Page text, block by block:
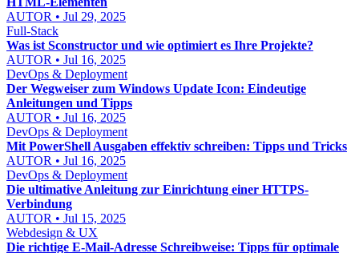
AUTOR • Jul 29, 2025
Full-Stack
Was ist Sconstructor und wie optimiert es Ihre Projekte?
AUTOR • Jul 16, 2025
DevOps & Deployment
Der Wegweiser zum Windows Update Icon: Eindeutige
Anleitungen und Tipps
AUTOR • Jul 16, 2025
DevOps & Deployment
Mit PowerShell Ausgaben effektiv schreiben: Tipps und Tricks
AUTOR • Jul 16, 2025
DevOps & Deployment
Die ultimative Anleitung zur Einrichtung einer HTTPS-
Verbindung
AUTOR • Jul 15, 2025
Webdesign & UX
Die richtige E-Mail-Adresse Schreibweise: Tipps für optimale